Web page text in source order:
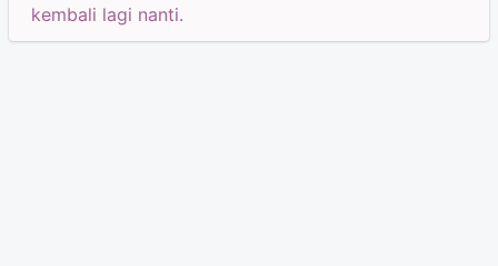
kembali lagi nanti.